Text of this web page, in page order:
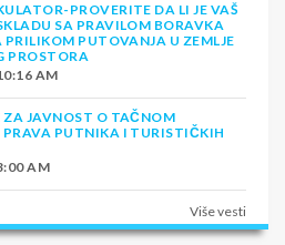
PROVERITE DA LI JE VAŠ
SA PRAVILOM BORAVKA
PUTOVANJA U ZEMLJE
PROSTORA
AM
ZA JAVNOST O TAČNOM
PUTNIKA I TURISTIČKIH
AM
Više vesti